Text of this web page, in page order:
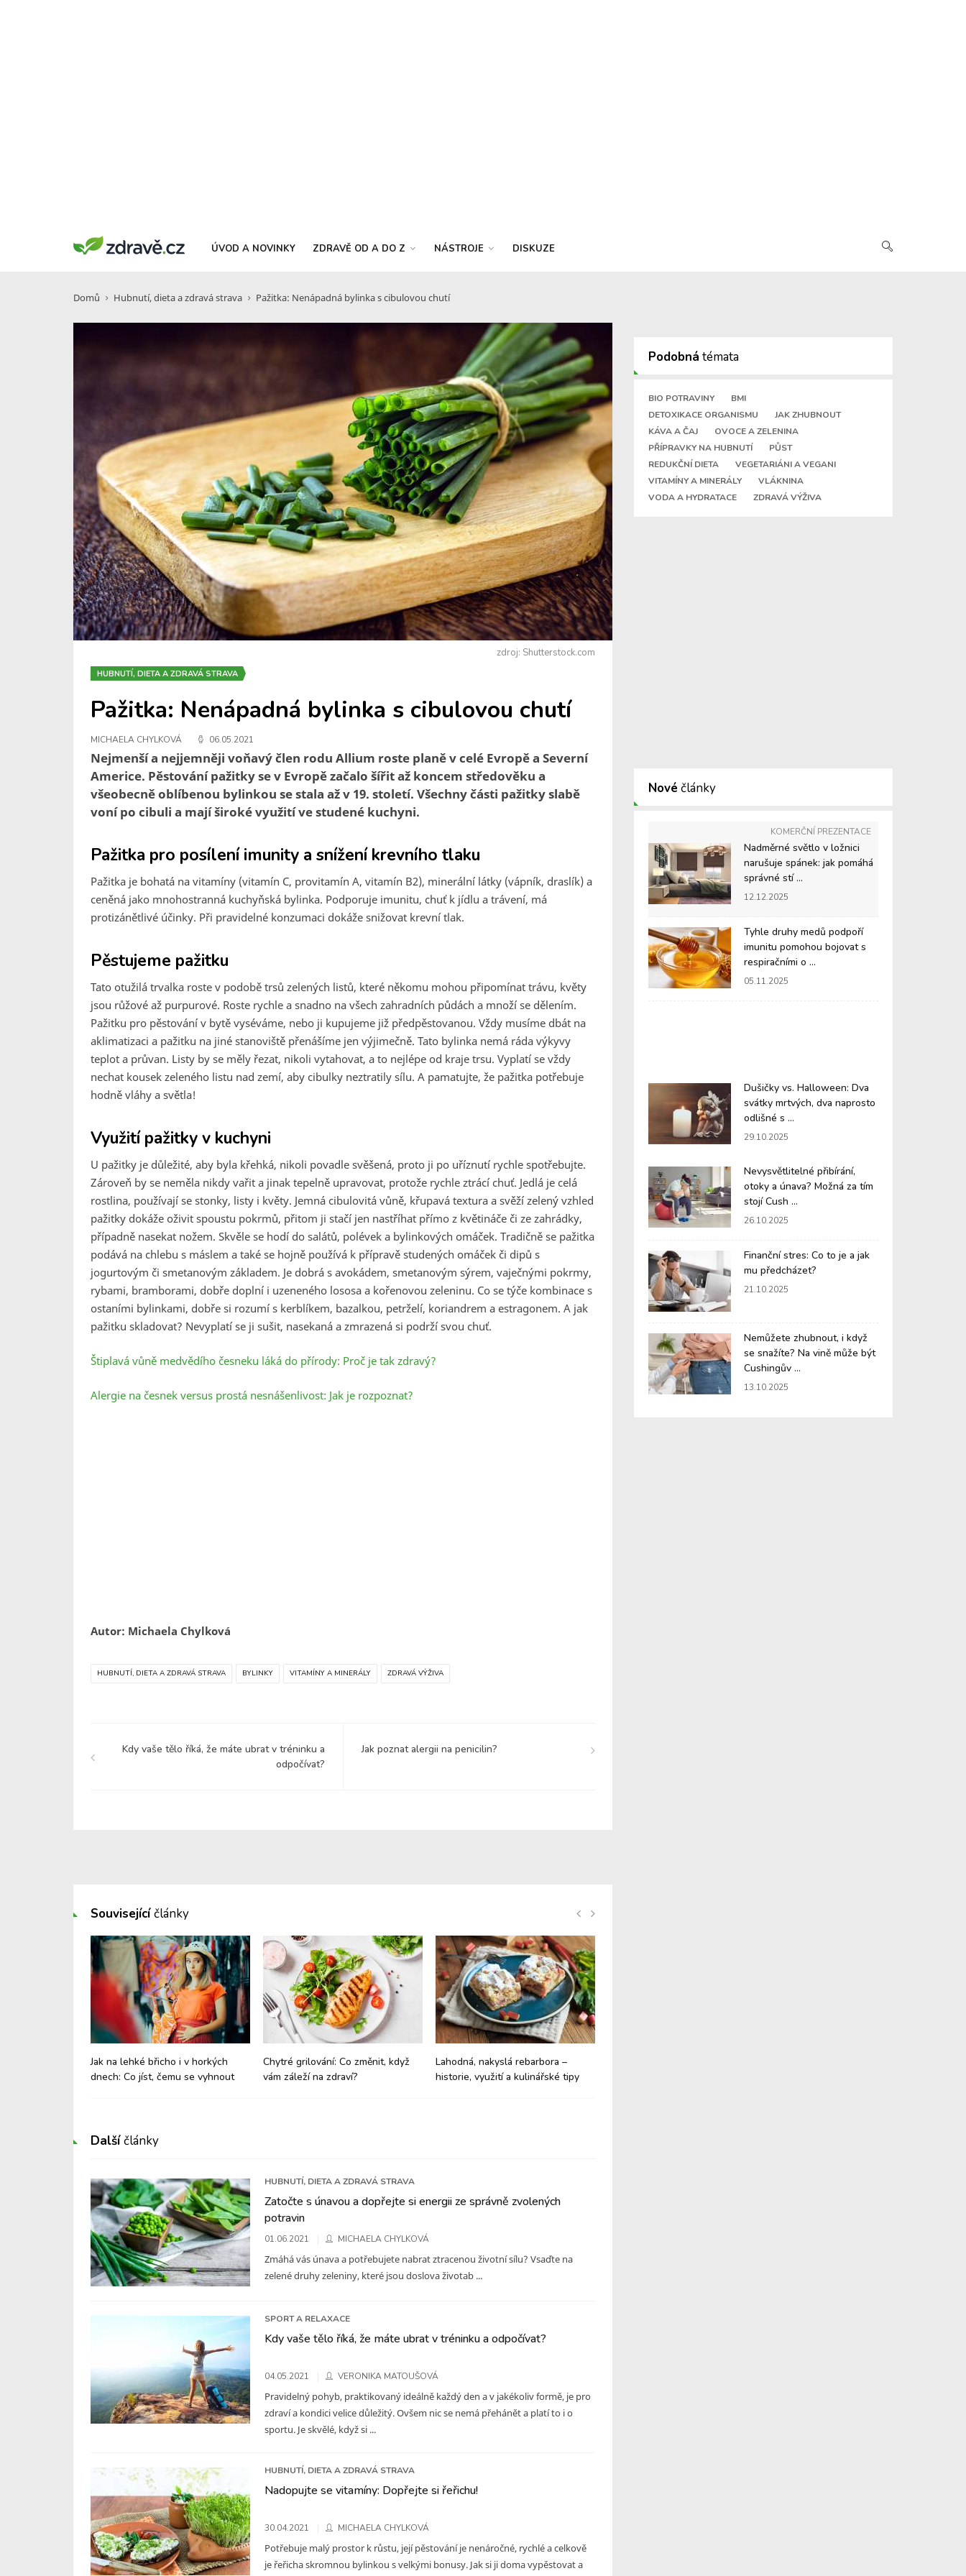
ÚVOD A NOVINKY ZDRAVĚ OD A DO Z NÁSTROJE DISKUZE
Domů Hubnutí, dieta a zdravá strava Pažitka: Nenápadná bylinka s cibulovou chutí
zdroj: Shutterstock.com
HUBNUTÍ, DIETA A ZDRAVÁ STRAVA
Pažitka: Nenápadná bylinka s cibulovou chutí
MICHAELA CHYLKOVÁ 06.05.2021
Nejmenší a nejjemněji voňavý člen rodu Allium roste planě v celé Evropě a Severní
Americe. Pěstování pažitky se v Evropě začalo šířit až koncem středověku a
všeobecně oblíbenou bylinkou se stala až v 19. století. Všechny části pažitky slabě
voní po cibuli a mají široké využití ve studené kuchyni.
Pažitka pro posílení imunity a snížení krevního tlaku
Pažitka je bohatá na vitamíny (vitamín C, provitamín A, vitamín B2), minerální látky (vápník, draslík) a
ceněná jako mnohostranná kuchyňská bylinka. Podporuje imunitu, chuť k jídlu a trávení, má
protizánětlivé účinky. Při pravidelné konzumaci dokáže snižovat krevní tlak.
Pěstujeme pažitku
Tato otužilá trvalka roste v podobě trsů zelených listů, které někomu mohou připomínat trávu, květy
jsou růžové až purpurové. Roste rychle a snadno na všech zahradních půdách a množí se dělením.
Pažitku pro pěstování v bytě vyséváme, nebo ji kupujeme již předpěstovanou. Vždy musíme dbát na
aklimatizaci a pažitku na jiné stanoviště přenášíme jen výjimečně. Tato bylinka nemá ráda výkyvy
teplot a průvan. Listy by se měly řezat, nikoli vytahovat, a to nejlépe od kraje trsu. Vyplatí se vždy
nechat kousek zeleného listu nad zemí, aby cibulky neztratily sílu. A pamatujte, že pažitka potřebuje
hodně vláhy a světla!
Využití pažitky v kuchyni
U pažitky je důležité, aby byla křehká, nikoli povadle svěšená, proto ji po uříznutí rychle spotřebujte.
Zároveň by se neměla nikdy vařit a jinak tepelně upravovat, protože rychle ztrácí chuť. Jedlá je celá
rostlina, používají se stonky, listy i květy. Jemná cibulovitá vůně, křupavá textura a svěží zelený vzhled
pažitky dokáže oživit spoustu pokrmů, přitom ji stačí jen nastříhat přímo z květináče či ze zahrádky,
případně nasekat nožem. Skvěle se hodí do salátů, polévek a bylinkových omáček. Tradičně se pažitka
podává na chlebu s máslem a také se hojně používá k přípravě studených omáček či dipů s
jogurtovým či smetanovým základem. Je dobrá s avokádem, smetanovým sýrem, vaječnými pokrmy,
rybami, bramborami, dobře doplní i uzeneného lososa a kořenovou zeleninu. Co se týče kombinace s
ostaními bylinkami, dobře si rozumí s kerblíkem, bazalkou, petrželí, koriandrem a estragonem. A jak
pažitku skladovat? Nevyplatí se ji sušit, nasekaná a zmrazená si podrží svou chuť.
Štiplavá vůně medvědího česneku láká do přírody: Proč je tak zdravý?
Alergie na česnek versus prostá nesnášenlivost: Jak je rozpoznat?
Autor: Michaela Chylková
HUBNUTÍ, DIETA A ZDRAVÁ STRAVA BYLINKY VITAMÍNY A MINERÁLY ZDRAVÁ VÝŽIVA
Kdy vaše tělo říká, že máte ubrat v tréninku a
odpočívat?
Jak poznat alergii na penicilin?
Podobná témata
BIO POTRAVINY
BMI
DETOXIKACE ORGANISMU
JAK ZHUBNOUT
KÁVA A ČAJ
OVOCE A ZELENINA
PŘÍPRAVKY NA HUBNUTÍ
PŮST
REDUKČNÍ DIETA
VEGETARIÁNI A VEGANI
VITAMÍNY A MINERÁLY
VLÁKNINA
VODA A HYDRATACE
ZDRAVÁ VÝŽIVA
Nové články
KOMERČNÍ PREZENTACE
Nadměrné světlo v ložnici
narušuje spánek: jak pomáhá
správné stí ...
12.12.2025
Tyhle druhy medů podpoří
imunitu pomohou bojovat s
respiračními o ...
05.11.2025
Dušičky vs. Halloween: Dva
svátky mrtvých, dva naprosto
odlišné s ...
29.10.2025
Nevysvětlitelné přibírání,
otoky a únava? Možná za tím
stojí Cush ...
26.10.2025
Finanční stres: Co to je a jak
mu předcházet?
21.10.2025
Nemůžete zhubnout, i když
se snažíte? Na vině může být
Cushingův ...
13.10.2025
Souvisejícíčlánky
Jak na lehké břicho i v horkých
dnech: Co jíst, čemu se vyhnout
Chytré grilování: Co změnit, když
vám záleží na zdraví?
Lahodná, nakyslá rebarbora –
historie, využití a kulinářské tipy
Dalšíčlánky
HUBNUTÍ, DIETA A ZDRAVÁ STRAVA
Zatočte s únavou a dopřejte si energii ze správně zvolených
potravin
01.06.2021 MICHAELA CHYLKOVÁ
Zmáhá vás únava a potřebujete nabrat ztracenou životní sílu? Vsaďte na
zelené druhy zeleniny, které jsou doslova životab ...
SPORT A RELAXACE
Kdy vaše tělo říká, že máte ubrat v tréninku a odpočívat?
04.05.2021 VERONIKA MATOUŠOVÁ
Pravidelný pohyb, praktikovaný ideálně každý den a v jakékoliv formě, je pro
zdraví a kondici velice důležitý. Ovšem nic se nemá přehánět a platí to i o
sportu. Je skvělé, když si ...
HUBNUTÍ, DIETA A ZDRAVÁ STRAVA
Nadopujte se vitamíny: Dopřejte si řeřichu!
30.04.2021 MICHAELA CHYLKOVÁ
Potřebuje malý prostor k růstu, její pěstování je nenáročné, rychlé a celkově
je řeřicha skromnou bylinkou s velkými bonusy. Jak si ji doma vypěstovat a